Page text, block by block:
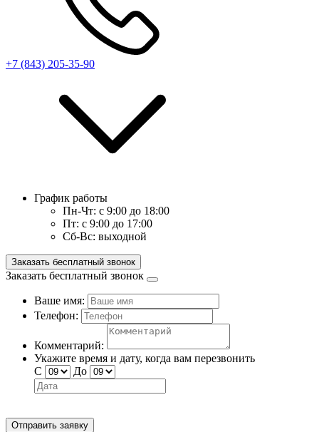
+7 (843) 205-35-90
График работы
Пн-Чт: с 9:00 до 18:00
Пт: с 9:00 до 17:00
Сб-Вс: выходной
Заказать бесплатный звонок
Заказать бесплатный звонок
Ваше имя:
Телефон:
Комментарий:
Укажите время и дату, когда вам перезвонить
С
До
Отправить заявку